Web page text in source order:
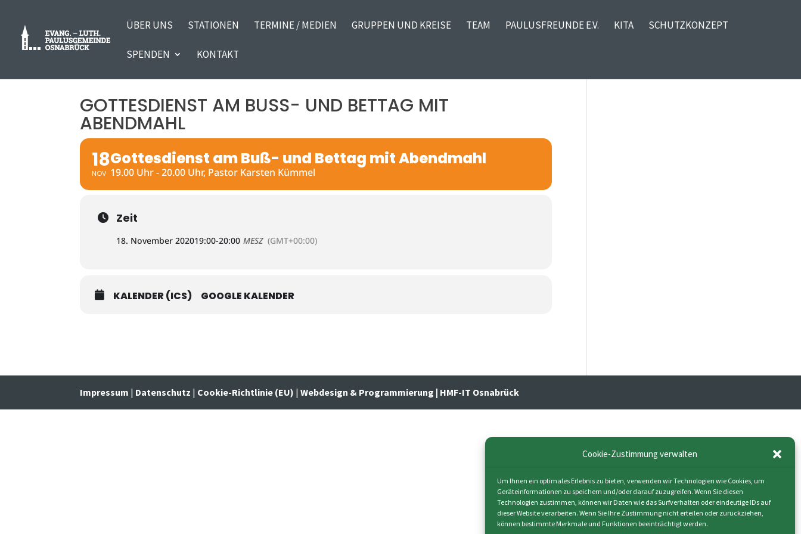
Cookie-Zustimmung verwalten
Um Ihnen ein optimales Erlebnis zu bieten, verwenden wir Technologien wie Cookies, um
Geräteinformationen zu speichern und/oder darauf zuzugreifen. Wenn Sie diesen
Technologien zustimmen, können wir Daten wie das Surfverhalten oder eindeutige IDs auf
dieser Website verarbeiten. Wenn Sie Ihre Zustimmung nicht erteilen oder zurückziehen,
können bestimmte Merkmale und Funktionen beeinträchtigt werden.
ÜBER UNS STATIONEN TERMINE / MEDIEN GRUPPEN UND KREISE TEAM PAULUSFREUNDE E.V. KITA SCHUTZKONZEPT
SPENDEN KONTAKT
GOTTESDIENST AM BUSS- UND BETTAG MIT A
BENDMAHL
18
NOV
Gottesdienst am Buß- und Bettag mit Abendmahl
19.00 Uhr - 20.00 Uhr, Pastor Karsten Kümmel
Zeit
18. November 202019:00-20:00 MESZ (GMT+00:00)
KALENDER (ICS) GOOGLE KALENDER
Impressum | Datenschutz | Cookie-Richtlinie (EU) |Webdesign & Programmierung | HMF-IT Osnabrück